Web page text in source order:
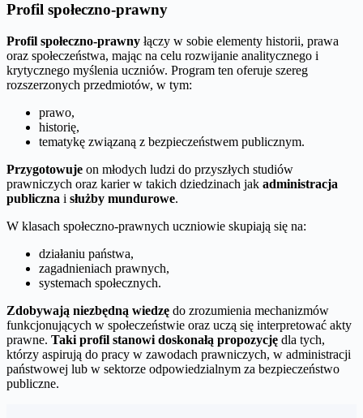
Profil społeczno-prawny
Profil społeczno-prawny łączy w sobie elementy historii, prawa
oraz społeczeństwa, mając na celu rozwijanie analitycznego i
krytycznego myślenia uczniów. Program ten oferuje szereg
rozszerzonych przedmiotów, w tym:
prawo,
historię,
tematykę związaną z bezpieczeństwem publicznym.
Przygotowuje on młodych ludzi do przyszłych studiów
prawniczych oraz karier w takich dziedzinach jak administracja
publiczna i służby mundurowe.
W klasach społeczno-prawnych uczniowie skupiają się na:
działaniu państwa,
zagadnieniach prawnych,
systemach społecznych.
Zdobywają niezbędną wiedzę do zrozumienia mechanizmów
funkcjonujących w społeczeństwie oraz uczą się interpretować akty
prawne. Taki profil stanowi doskonałą propozycję dla tych,
którzy aspirują do pracy w zawodach prawniczych, w administracji
państwowej lub w sektorze odpowiedzialnym za bezpieczeństwo
publiczne.